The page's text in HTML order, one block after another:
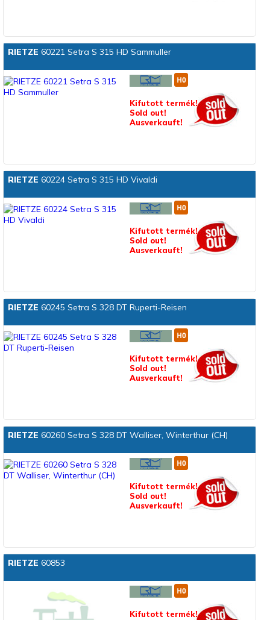
RIETZE 60221 Setra S 315 HD Sammuller
Kifutott termék!
Sold out!
Ausverkauft!
RIETZE 60224 Setra S 315 HD Vivaldi
Kifutott termék!
Sold out!
Ausverkauft!
RIETZE 60245 Setra S 328 DT Ruperti-Reisen
Kifutott termék!
Sold out!
Ausverkauft!
RIETZE 60260 Setra S 328 DT Walliser, Winterthur (CH)
Kifutott termék!
Sold out!
Ausverkauft!
RIETZE 60853
Kifutott termék!